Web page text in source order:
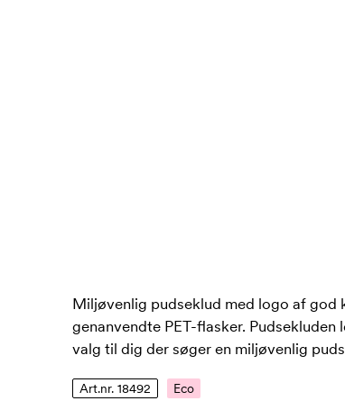
Miljøvenlig pudseklud med logo af god
genanvendte PET-flasker.
valg til dig der søger en miljøvenlig
Art.nr. 18492 Eco